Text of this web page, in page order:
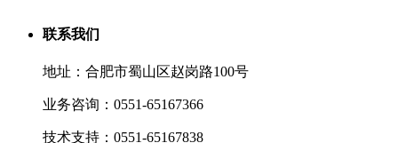
联系我们
地址：合肥市蜀山区赵岗路100号
业务咨询：0551-65167366
技术支持：0551-65167838